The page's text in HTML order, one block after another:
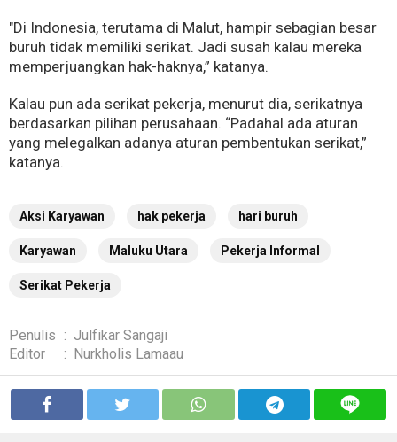
"Di Indonesia, terutama di Malut, hampir sebagian besar
buruh tidak memiliki serikat. Jadi susah kalau mereka
memperjuangkan hak-haknya,” katanya.
Kalau pun ada serikat pekerja, menurut dia, serikatnya
berdasarkan pilihan perusahaan. “Padahal ada aturan
yang melegalkan adanya aturan pembentukan serikat,”
katanya.
Aksi Karyawan hak pekerja hari buruh
Karyawan Maluku Utara Pekerja Informal
Serikat Pekerja
Penulis : Julfikar Sangaji
Editor
: Nurkholis Lamaau